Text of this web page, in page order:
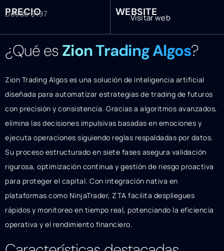
PRECIO
Desde $197 WEBSITE
Visitar web
¿Qué es Zion Trading Algos?
Zion Trading Algos es una solución de inteligencia artificial
diseñada para automatizar estrategias de trading de futuros
con precisión y consistencia. Gracias a algoritmos avanzados,
elimina las decisiones impulsivas basadas en emociones y
ejecuta operaciones siguiendo reglas respaldadas por datos.
Su proceso estructurado en siete fases asegura validación
rigurosa, optimización continua y gestión de riesgo proactiva
para proteger el capital. Con integración nativa en
plataformas como NinjaTrader, ZTA facilita despliegues
rápidos y monitoreo en tiempo real, potenciando la eficiencia
operativa y el rendimiento financiero.